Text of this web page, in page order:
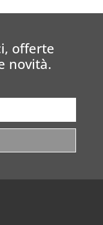
offerte
novità.